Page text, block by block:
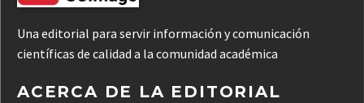
Una editorial para servir información y comunicación
científicas de calidad a la comunidad académica
ACERCA DE LA EDITORIAL